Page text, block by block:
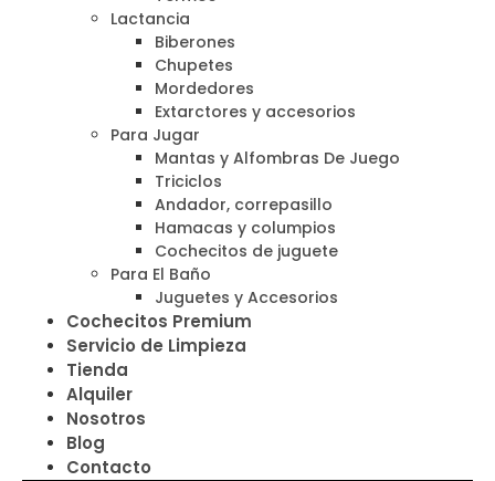
Lactancia
Biberones
Chupetes
Mordedores
Extarctores y accesorios
Para Jugar
Mantas y Alfombras De Juego
Triciclos
Andador, correpasillo
Hamacas y columpios
Cochecitos de juguete
Para El Baño
Juguetes y Accesorios
Cochecitos Premium
Servicio de Limpieza
Tienda
Alquiler
Nosotros
Blog
Contacto